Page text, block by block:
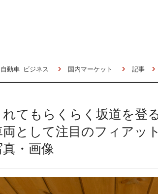
自動車 ビジネス 国内マーケット 記事
れてもらくらく坂道を登
両として注目のフィアッ
真・画像